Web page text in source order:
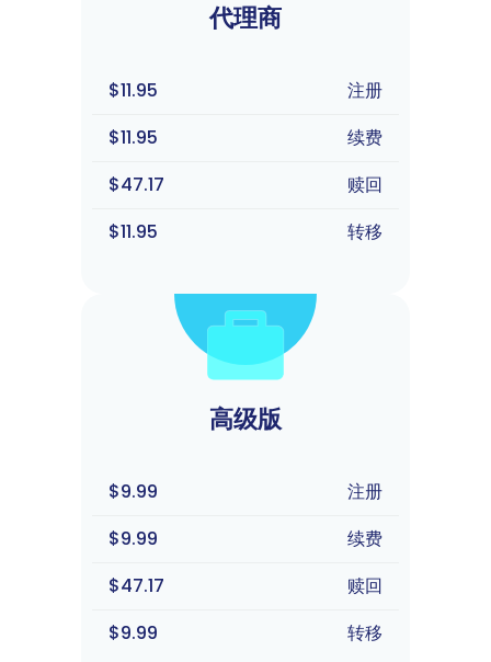
代理商
$11.95
注册
$11.95
续费
$47.17
赎回
$11.95
转移
高级版
$9.99
注册
$9.99
续费
$47.17
赎回
$9.99
转移